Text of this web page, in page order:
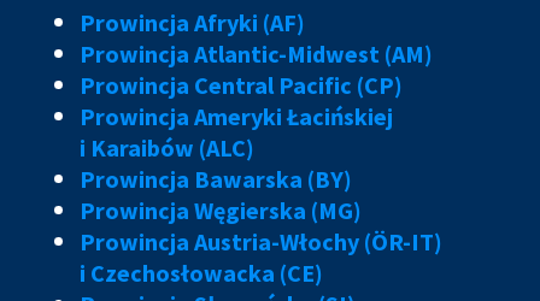
Prowincja Afryki (AF)
Prowincja Atlantic-Midwest (AM)
Prowincja Central Pacific (CP)
Prowincja Ameryki Łacińskiej
i Karaibów (ALC)
Prowincja Bawarska (BY)
Prowincja Węgierska (MG)
Prowincja Austria-Włochy (ÖR-IT)
i Czechosłowacka (CE)